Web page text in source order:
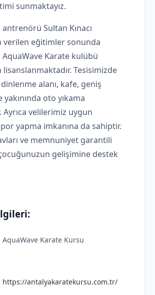
sunmaktayız.
Sultan Kınacı
verilen eğitimler sonunda
Karate kulübü
lisanslanmaktadır. Tesisimizde
alanı, kafe, geniş
oto yıkama
Ayrıca velilerimiz uygun
yapma imkanına da sahiptir.
ve memnuniyet garantili
gelişimine destek
AquaWave Karate Kursu
https://antalyakaratekursu.com.tr/